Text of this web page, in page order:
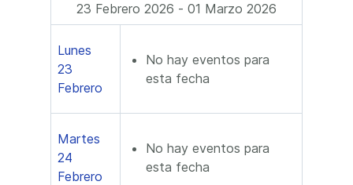
23 Febrero 2026 - 01 Marzo 2026
Lunes
23
Febrero
No hay eventos para
esta fecha
Martes
24
Febrero
No hay eventos para
esta fecha